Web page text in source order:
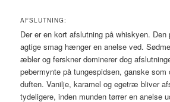
AFSLUTNING:
Der er en kort afslutning på whiskyen. Den
agtige smag hænger en anelse ved.
æbler og ferskner dominerer dog
pebermynte på tungespidsen, ganske som
duften. Vanilje, karamel og egetræ bliver
tydeligere, inden munden tørrer en anelse